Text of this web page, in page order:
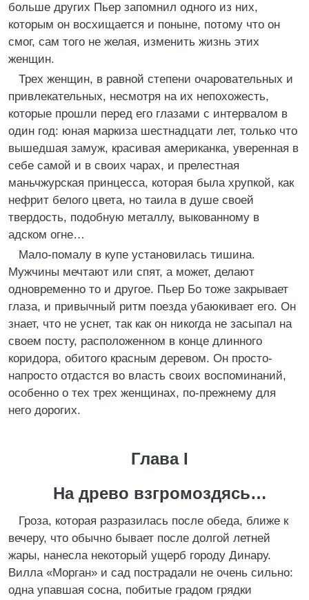
больше других Пьер запомнил одного из них,
которым он восхищается и поныне, потому что он
смог, сам того не желая, изменить жизнь этих
женщин.
Трех женщин, в равной степени очаровательных и
привлекательных, несмотря на их непохожесть,
которые прошли перед его глазами с интервалом в
один год: юная маркиза шестнадцати лет, только что
вышедшая замуж, красивая американка, уверенная в
себе самой и в своих чарах, и прелестная
маньчжурская принцесса, которая была хрупкой, как
нефрит белого цвета, но таила в душе своей
твердость, подобную металлу, выкованному в
адском огне…
Мало-помалу в купе установилась тишина.
Мужчины мечтают или спят, а может, делают
одновременно то и другое. Пьер Бо тоже закрывает
глаза, и привычный ритм поезда убаюкивает его. Он
знает, что не уснет, так как он никогда не засыпал на
своем посту, расположенном в конце длинного
коридора, обитого красным деревом. Он просто-
напросто отдастся во власть своих воспоминаний,
особенно о тех трех женщинах, по-прежнему для
него дорогих.
Глава I
На древо взгромоздясь…
Гроза, которая разразилась после обеда, ближе к
вечеру, что обычно бывает после долгой летней
жары, нанесла некоторый ущерб городу Динару.
Вилла «Морган» и сад пострадали не очень сильно:
одна упавшая сосна, побитые градом грядки